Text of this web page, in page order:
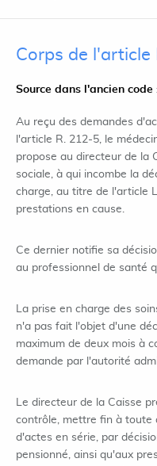
Corps de l'article
Source dans l'ancien code
Au reçu des demandes
l'article R. 212-5, le
propose au directeur de la
sociale, à qui incombe la
charge, au titre de l'article
prestations en cause.
Ce dernier notifie sa
au professionnel de santé
La prise en charge des
n'a pas fait l'objet d'une
maximum de deux mois à
demande par l'autorité
Le directeur de la Caisse
contrôle, mettre fin à toute
d'actes en série, par
pensionné, ainsi qu'aux